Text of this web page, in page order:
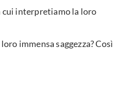
cui interpretiamo la loro
immensa saggezza? Così